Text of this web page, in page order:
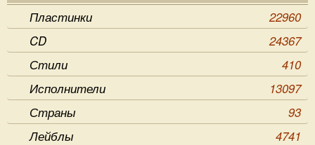
Пластинки
22960
CD
24367
Стили
410
Исполнители
13097
Страны
93
Лейблы
4741